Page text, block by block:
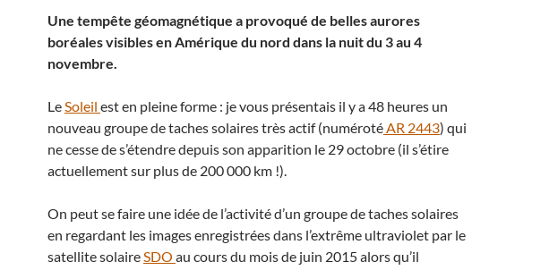
Une tempête géomagnétique a provoqué de belles aurores
boréales visibles en Amérique du nord dans la nuit du 3 au 4
novembre.
LeSoleil est en pleine forme : je vous présentais il y a 48 heures un
nouveau groupe de taches solaires très actif (numérotéAR 2443) qui
ne cesse de s’étendre depuis son apparition le 29 octobre (il s’étire
actuellement sur plus de 200 000 km !).
On peut se faire une idée de l’activité d’un groupe de taches solaires
en regardant les images enregistrées dans l’extrême ultraviolet par le
satellite solaireSDO au cours du mois de juin 2015 alors qu’il